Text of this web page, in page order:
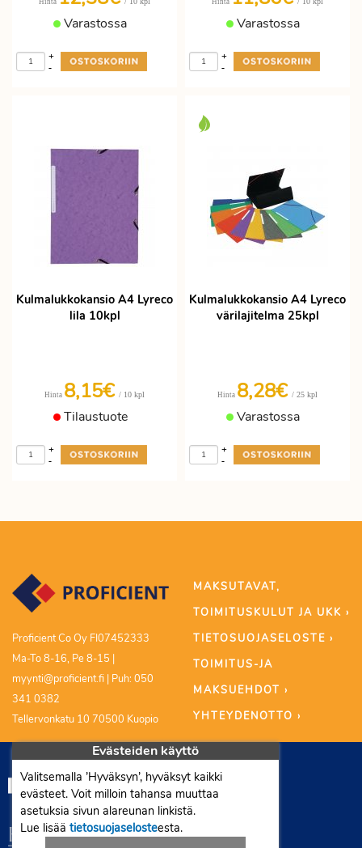
Hinta
Varastossa
-
+
Hinta
Varastossa
-
+
Kulmalukkokansio A4 Lyreco
lila 10kpl
Hinta 8,15€ / 10 kpl
Tilaustuote
-
+
Kulmalukkokansio A4 Lyreco
värilajitelma 25kpl
Hinta 8,28€ / 25 kpl
Varastossa
-
+
Proficient Co Oy FI07452333
Ma-To 8-16, Pe 8-15 |
myynti@proficient.fi | Puh: 050
341 0382
Tellervonkatu 10 70500 Kuopio
MAKSUTAVAT,
TOIMITUSKULUT JA UKK ›
TIETOSUOJASELOSTE ›
TOIMITUS-JA
MAKSUEHDOT ›
YHTEYDENOTTO ›
Evästeiden käyttö
Valitsemalla ’Hyväksyn’, hyväksyt kaikki
evästeet. Voit milloin tahansa muuttaa
asetuksia sivun alareunan linkistä.
Lue lisää tietosuojaselosteesta.